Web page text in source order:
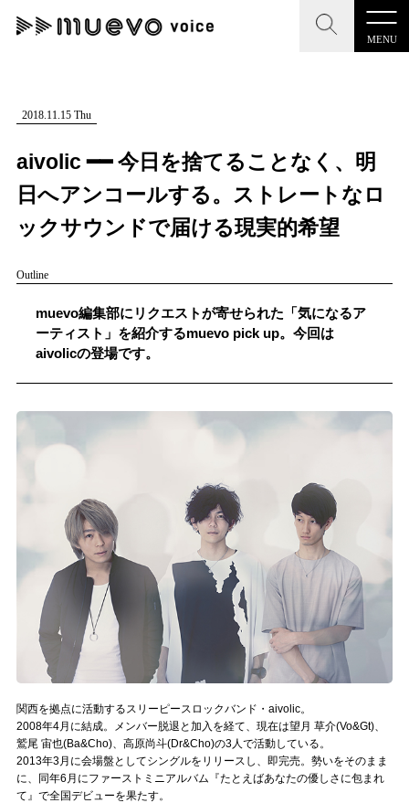
MENU
CLOSE
記事を検索する
#男性シンガー #HR/HM #女性シンガー
#ヒップホップ #男性シンガーグループ
CLOSE
"読者の声を形にする”音楽特化メディア
記事一覧
プレスリリース一覧
会社概要
muevoクラウドファンディング
muevoコミュニティ
ぶいクラ！by muevo
ぶいコミュ！by muevo
ぶいマガ！ by muevo
Follow us
2018.11.15 Thu
aivolic ━━ 今日を捨てることなく、明
日へアンコールする。ストレートなロ
ックサウンドで届ける現実的希望
Outline
muevo編集部にリクエストが寄せられた「気になるア
ーティスト」を紹介するmuevo pick up。今回は
aivolicの登場です。
関西を拠点に活動するスリーピースロックバンド・aivolic。
2008年4月に結成。メンバー脱退と加入を経て、現在は望月 草介(Vo&Gt)、
鷲尾 宙也(Ba&Cho)、高原尚斗(Dr&Cho)の3人で活動している。
2013年3月に会場盤としてシングルをリリースし、即完売。勢いをそのまま
に、同年6月にファーストミニアルバム『たとえばあなたの優しさに包まれ
て』で全国デビューを果たす。